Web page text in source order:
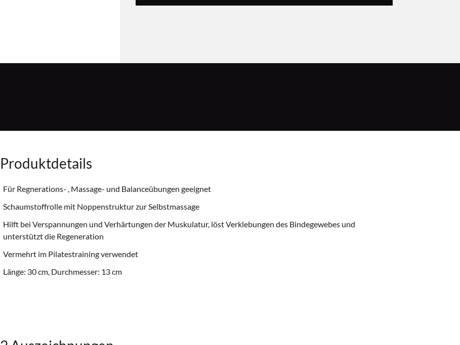
Produktdetails
Für Regnerations- , Massage- und Balanceübungen geeignet
Schaumstoffrolle mit Noppenstruktur zur Selbstmassage
Hilft bei Verspannungen und Verhärtungen der Muskulatur, löst Verklebungen des Bindegewebes und
unterstützt die Regeneration
Vermehrt im Pilatestraining verwendet
Länge: 30 cm, Durchmesser: 13 cm